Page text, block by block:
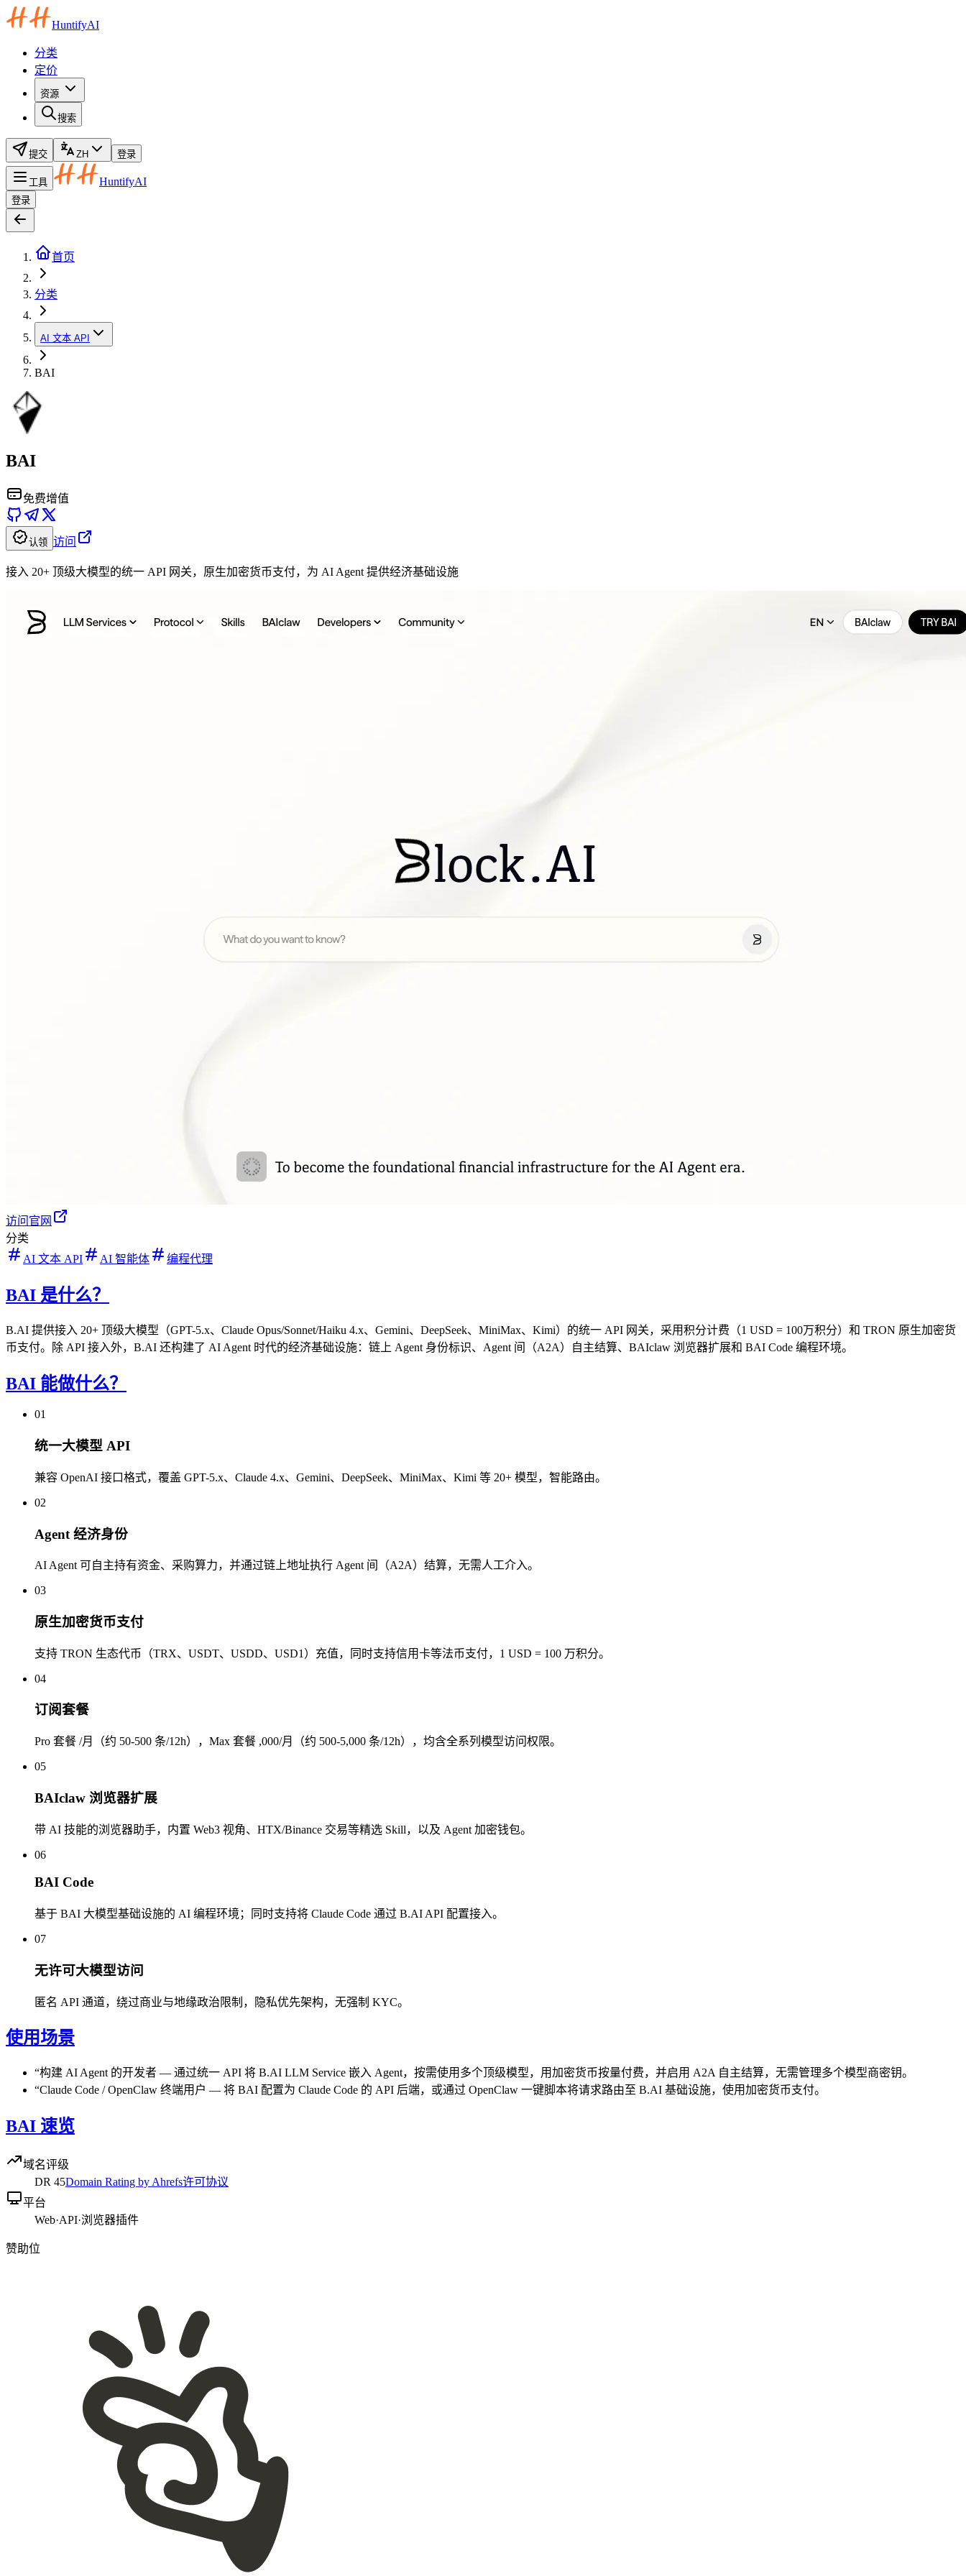
HuntifyAI
分类
定价
资源
搜索
提交 ZH 登录
工具 HuntifyAI
登录
首页
分类
AI 文本 API
BAI
BAI
免费增值
认领 访问
接入 20+ 顶级大模型的统一 API 网关，原生加密货币支付，为 AI Agent 提供经济基础设施
访问官网
分类
AI 文本 API
AI 智能体 编程代理
BAI 是什么？
B.AI 提供接入 20+ 顶级大模型（GPT-5.x、Claude Opus/Sonnet/Haiku 4.x、Gemini、DeepSeek、MiniMax、Kimi）的统一 API 网关，采用积分计费（1 USD = 100万积分）和 TRON 原生加密货
币支付。除 API 接入外，B.AI 还构建了 AI Agent 时代的经济基础设施：链上 Agent 身份标识、Agent 间（A2A）自主结算、BAIclaw 浏览器扩展和 BAI Code 编程环境。
BAI 能做什么？
01
统一大模型 API
兼容 OpenAI 接口格式，覆盖 GPT-5.x、Claude 4.x、Gemini、DeepSeek、MiniMax、Kimi 等 20+ 模型，智能路由。
02
Agent 经济身份
AI Agent 可自主持有资金、采购算力，并通过链上地址执行 Agent 间（A2A）结算，无需人工介入。
03
原生加密货币支付
支持 TRON 生态代币（TRX、USDT、USDD、USD1）充值，同时支持信用卡等法币支付，1 USD = 100 万积分。
04
订阅套餐
Pro 套餐 /月（约 50-500 条/12h），Max 套餐 ,000/月（约 500-5,000 条/12h），均含全系列模型访问权限。
05
BAIclaw 浏览器扩展
带 AI 技能的浏览器助手，内置 Web3 视角、HTX/Binance 交易等精选 Skill，以及 Agent 加密钱包。
06
BAI Code
基于 BAI 大模型基础设施的 AI 编程环境；同时支持将 Claude Code 通过 B.AI API 配置接入。
07
无许可大模型访问
匿名 API 通道，绕过商业与地缘政治限制，隐私优先架构，无强制 KYC。
使用场景
“构建 AI Agent 的开发者 — 通过统一 API 将 B.AI LLM Service 嵌入 Agent，按需使用多个顶级模型，用加密货币按量付费，并启用 A2A 自主结算，无需管理多个模型商密钥。
“Claude Code / OpenClaw 终端用户 — 将 BAI 配置为 Claude Code 的 API 后端，或通过 OpenClaw 一键脚本将请求路由至 B.AI 基础设施，使用加密货币支付。
BAI 速览
域名评级
DR 45Domain Rating by Ahrefs许可协议
平台
Web·API·浏览器插件
赞助位